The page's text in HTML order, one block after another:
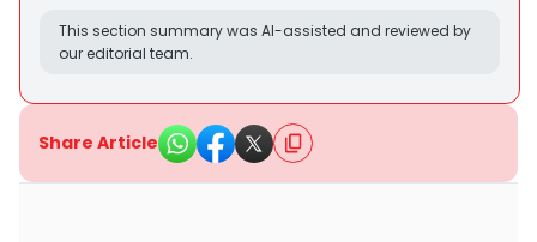
This section summary was AI-assisted and reviewed by
our editorial team.
Share Article